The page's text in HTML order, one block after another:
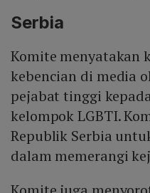
Serbia
Komite menyatakan
kebencian di media
pejabat tinggi
kelompok LGBTI.
Republik Serbia
dalam memerangi